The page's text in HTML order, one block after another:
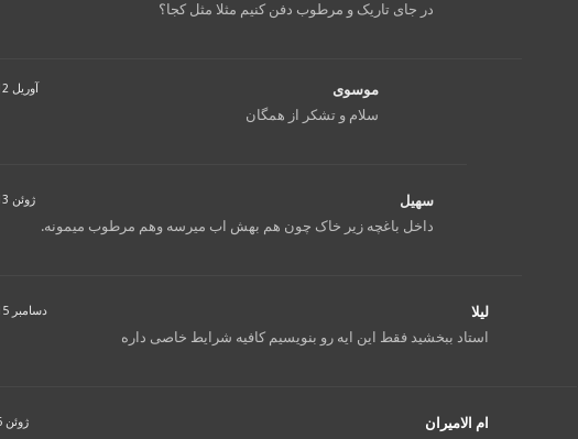
در جای تاریک و مرطوب دفن کنیم مثلا مثل کجا؟
موسوی آوریل 12, 2017 در 6:06 ق.ظ
سلام و تشکر از همگان
سهیل ژوئن 13, 2017 در 9:15 ق.ظ
داخل باغچه زیر خاک چون هم بهش اب میرسه وهم مرطوب میمونه.
لیلا دسامبر 15, 2014 در 9:08 ق.ظ
استاد ببخشید فقط این ایه رو بنویسیم کافیه شرایط خاصی داره
ام الامیران ژوئن 6, 2015 در 7:05 ق.ظ